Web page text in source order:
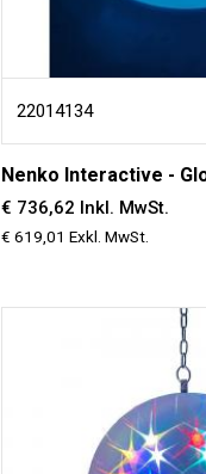
22014134
Nenko Interactive -
€ 736,62 Inkl. MwSt.
€ 619,01 Exkl. MwSt.